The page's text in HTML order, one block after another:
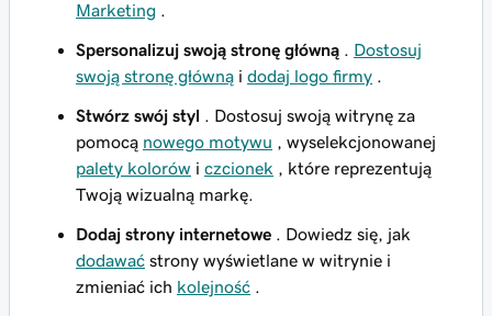
Marketing .
Spersonalizuj swoją stronę główną . Dostosuj
swoją stronę główną i dodaj logo firmy .
Stwórz swój styl . Dostosuj swoją witrynę za
pomocą nowego motywu , wyselekcjonowanej
palety kolorów i czcionek , które reprezentują
Twoją wizualną markę.
Dodaj strony internetowe . Dowiedz się, jak
dodawać strony wyświetlane w witrynie i
zmieniać ich kolejność .